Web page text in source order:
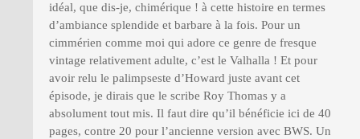
idéal, que dis-je, chimérique ! à cette histoire en termes
d’ambiance splendide et barbare à la fois. Pour un
cimmérien comme moi qui adore ce genre de fresque
vintage relativement adulte, c’est le Valhalla ! Et pour
avoir relu le palimpseste d’Howard juste avant cet
épisode, je dirais que le scribe Roy Thomas y a
absolument tout mis. Il faut dire qu’il bénéficie ici de 40
pages, contre 20 pour l’ancienne version avec BWS. Un